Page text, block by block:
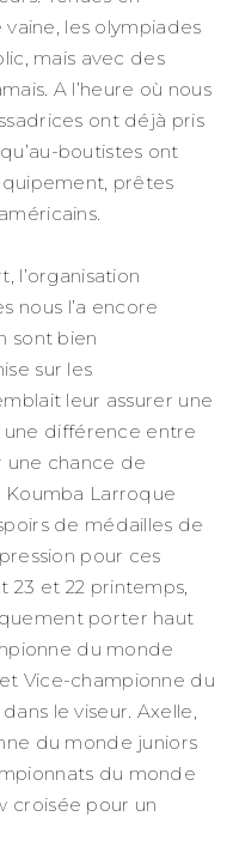
vaine, les olympiades
mais avec des
A l’heure où nous
ont déjà pris
boutistes ont
prêtes
l’organisation
nous l’a encore
sont bien
sur les
leur assurer une
une différence entre
chance de
Larroque
de médailles de
pour ces
et 22 printemps,
porter haut
du monde
Vice-championne du
le viseur. Axelle,
du monde juniors
du monde
croisée pour un